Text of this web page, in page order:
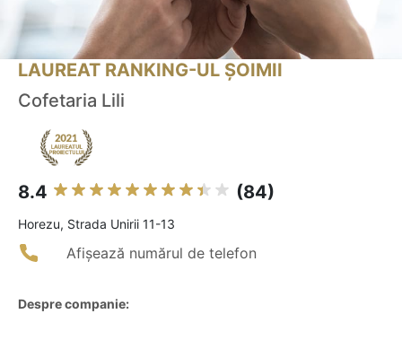
LAUREAT RANKING-UL ȘOIMII
Cofetaria Lili
8.4 (84)
Horezu, Strada Unirii 11-13
Afișează numărul de telefon
Despre companie: